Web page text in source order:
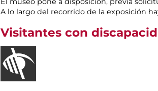
A lo largo del recorrido de la exposición
Visitantes con